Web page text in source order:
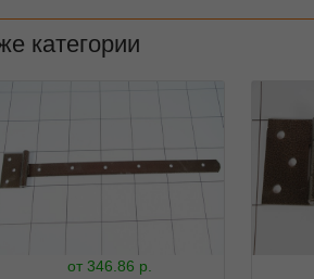
категории
от 346.86 р.